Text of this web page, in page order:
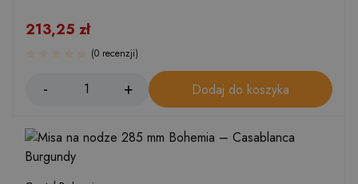
213,25 zł
(0 recenzji)
Dodaj do koszyka